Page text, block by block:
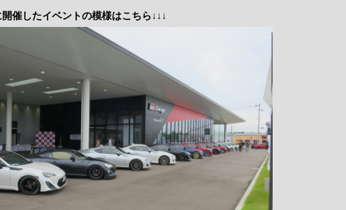
催したイベントの模様はこちら↓↓↓